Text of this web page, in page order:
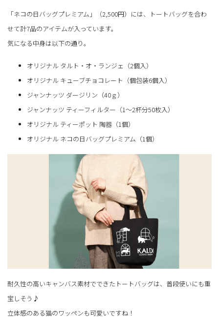
「ネコの日バッグプレミアム」（2,500円）には、トートバッグを合わ
せて計7品のアイテムが入っています。
気になる中身は以下の通り。
オリジナル タルト・オ・ランジェ（2個入）
オリジナル キューブチョコレート（個包装6個入）
ジャンナッツ ダージリン（40ｇ）
ジャンナッツ ティーフィルター（1～2杯分50枚入）
オリジナル ティーポット 陶器（1個）
オリジナル ネコの日バッグプレミアム（1個）
耐久性の高いキャンバス素材でできたトートバッグは、普段使いにも重
宝しそう♪
立体感のある猫のワッペンも可愛いですね！